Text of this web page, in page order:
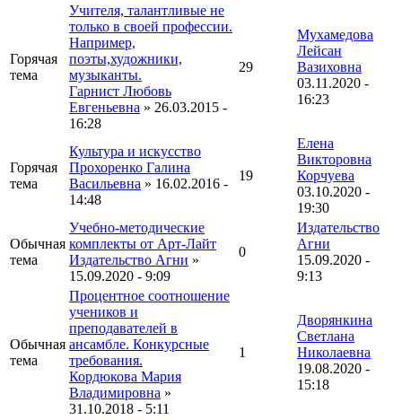
Горячая
тема
Учителя, талантливые не
только в своей профессии.
Например,
поэты,художники,
музыканты.
Гарнист Любовь
Евгеньевна » 26.03.2015 -
16:28
29
Мухамедова
Лейсан
Вазиховна
03.11.2020 -
16:23
Горячая
тема
Культура и искусство
Прохоренко Галина
Васильевна » 16.02.2016 -
14:48
19
Елена
Викторовна
Корчуева
03.10.2020 -
19:30
Обычная
тема
Учебно-методические
комплекты от Арт-Лайт
Издательство Агни »
15.09.2020 - 9:09
0
Издательство
Агни
15.09.2020 -
9:13
Обычная
тема
Процентное соотношение
учеников и
преподавателей в
ансамбле. Конкурсные
требования.
Кордюкова Мария
Владимировна »
31.10.2018 - 5:11
1
Дворянкина
Светлана
Николаевна
19.08.2020 -
15:18